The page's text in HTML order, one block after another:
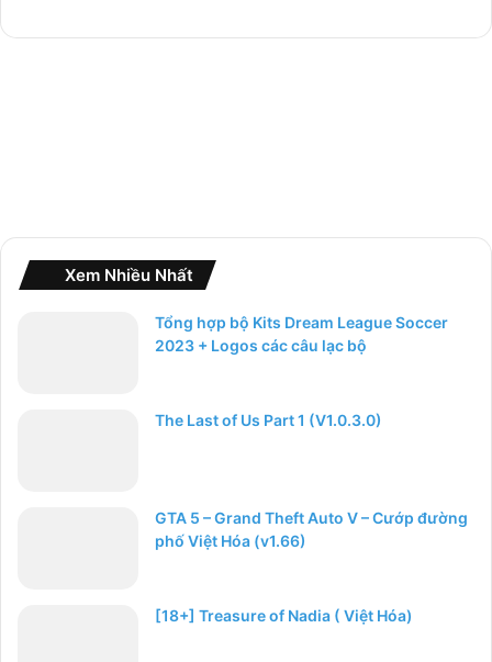
o
Xem Nhiều Nhất
Tổng hợp bộ Kits Dream League Soccer
2023 + Logos các câu lạc bộ
The Last of Us Part 1 (V1.0.3.0)
GTA 5 – Grand Theft Auto V – Cướp đường
phố Việt Hóa (v1.66)
[18+] Treasure of Nadia ( Việt Hóa)